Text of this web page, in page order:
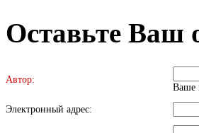
Оставьте Ваш
Автор:
Ваше
Электронный адрес: